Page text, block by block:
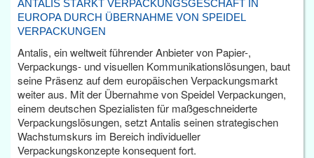
ANTALIS STÄRKT VERPACKUNGSGESCHÄFT IN
EUROPA DURCH ÜBERNAHME VON SPEIDEL
VERPACKUNGEN
Antalis, ein weltweit führender Anbieter von Papier-,
Verpackungs- und visuellen Kommunikationslösungen, baut
seine Präsenz auf dem europäischen Verpackungsmarkt
weiter aus. Mit der Übernahme von Speidel Verpackungen,
einem deutschen Spezialisten für maßgeschneiderte
Verpackungslösungen, setzt Antalis seinen strategischen
Wachstumskurs im Bereich individueller
Verpackungskonzepte konsequent fort.